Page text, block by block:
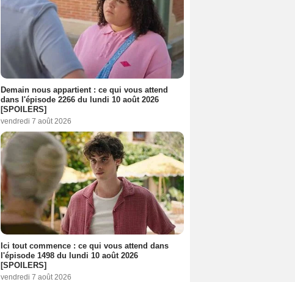
Demain nous appartient : ce qui vous attend
dans l'épisode 2266 du lundi 10 août 2026
[SPOILERS]
vendredi 7 août 2026
Ici tout commence : ce qui vous attend dans
l'épisode 1498 du lundi 10 août 2026
[SPOILERS]
vendredi 7 août 2026